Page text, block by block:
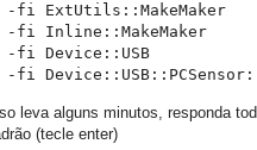
-fi ExtUtils::MakeMaker
-fi Inline::MakeMaker
-fi Device::USB
-fi
leva alguns minutos, responda
(tecle enter)